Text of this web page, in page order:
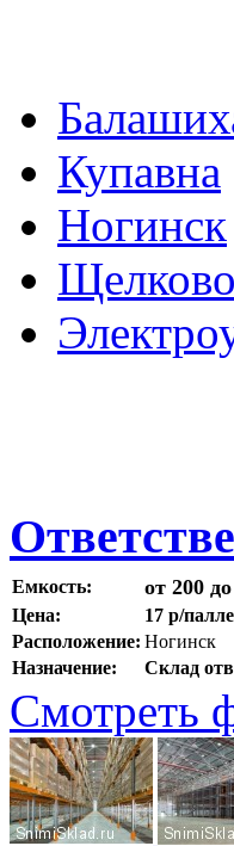
Купавна
Ногинск
Щелково
Емкость: от 200
Цена:
17 р/
Расположение: Ногинск
Назначение:
Склад
Смотреть